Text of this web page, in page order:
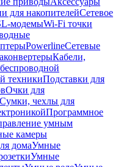
для накопителейСетевое
модемыWi-Fi точки
PowerlineСетевые
Кабели,
техникиПодставки для
Очки для
Сумки, чехлы для
Программное
умным
камеры
домаУмные
Умные